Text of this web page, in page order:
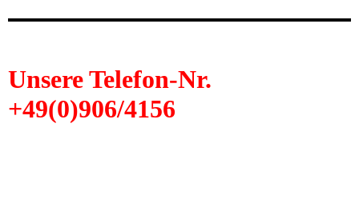
Unsere Telefon-Nr.
+49(0)906/4156